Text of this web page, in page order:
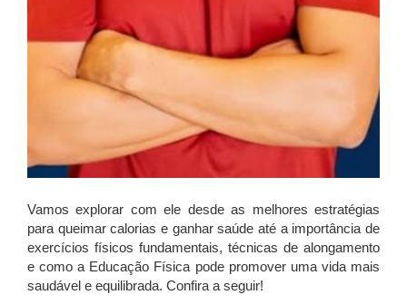
Vamos explorar com ele desde as melhores estratégias
para queimar calorias e ganhar saúde até a importância de
exercícios físicos fundamentais, técnicas de alongamento
e como a Educação Física pode promover uma vida mais
saudável e equilibrada. Confira a seguir!